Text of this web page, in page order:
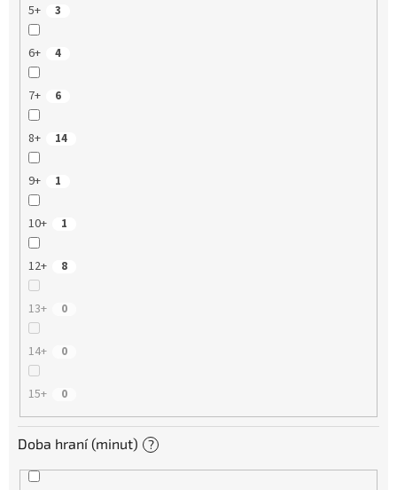
5+ 3
6+ 4
7+ 6
8+ 14
9+ 1
10+ 1
12+ 8
13+ 0
14+ 0
15+ 0
Doba hraní (minut) ?